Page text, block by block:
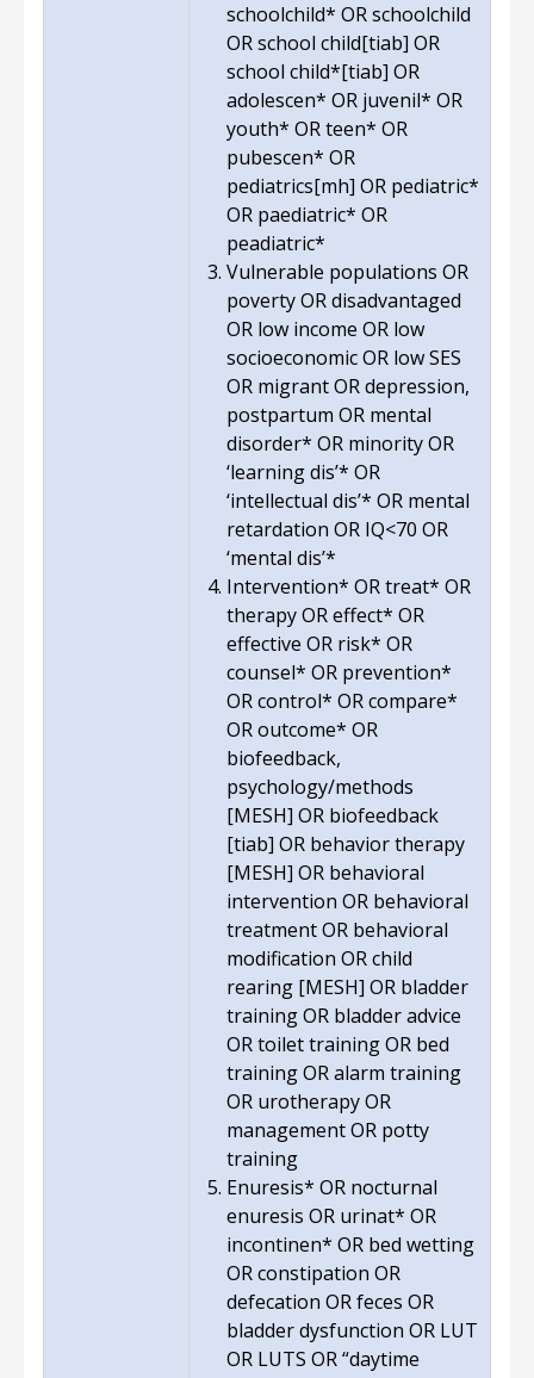
schoolchild* OR schoolchild
OR school child[tiab] OR
school child*[tiab] OR
adolescen* OR juvenil* OR
youth* OR teen* OR
pubescen* OR
pediatrics[mh] OR pediatric*
OR paediatric* OR
peadiatric*
Vulnerable populations OR
poverty OR disadvantaged
OR low income OR low
socioeconomic OR low SES
OR migrant OR depression,
postpartum OR mental
disorder* OR minority OR
‘learning dis’* OR
‘intellectual dis’* OR mental
retardation OR IQ<70 OR
‘mental dis’*
Intervention* OR treat* OR
therapy OR effect* OR
effective OR risk* OR
counsel* OR prevention*
OR control* OR compare*
OR outcome* OR
biofeedback,
psychology/methods
[MESH] OR biofeedback
[tiab] OR behavior therapy
[MESH] OR behavioral
intervention OR behavioral
treatment OR behavioral
modification OR child
rearing [MESH] OR bladder
training OR bladder advice
OR toilet training OR bed
training OR alarm training
OR urotherapy OR
management OR potty
training
Enuresis* OR nocturnal
enuresis OR urinat* OR
incontinen* OR bed wetting
OR constipation OR
defecation OR feces OR
bladder dysfunction OR LUT
OR LUTS OR “daytime